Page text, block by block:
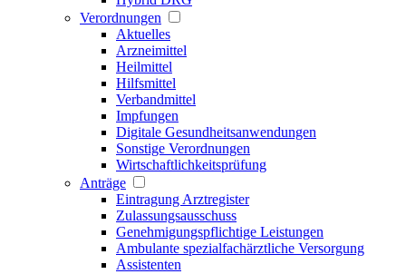
Verordnungen
Aktuelles
Arzneimittel
Heilmittel
Hilfsmittel
Verbandmittel
Impfungen
Digitale Gesundheitsanwendungen
Sonstige Verordnungen
Wirtschaftlichkeitsprüfung
Anträge
Eintragung Arztregister
Zulassungsausschuss
Genehmigungspflichtige Leistungen
Ambulante spezialfachärztliche Versorgung
Assistenten